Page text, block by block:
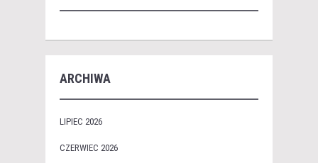
ARCHIWA
LIPIEC 2026
CZERWIEC 2026